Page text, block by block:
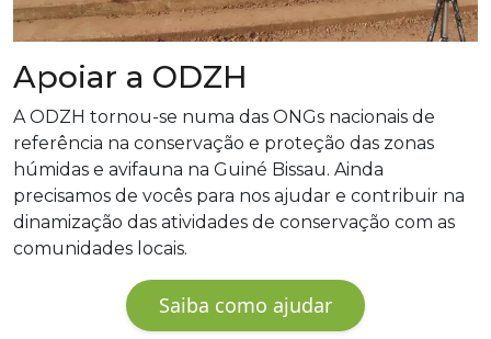
Apoiar a ODZH
A ODZH tornou-se numa das ONGs nacionais de
referência na conservação e proteção das zonas
húmidas e avifauna na Guiné Bissau. Ainda
precisamos de vocês para nos ajudar e contribuir na
dinamização das atividades de conservação com as
comunidades locais.
Saiba como ajudar